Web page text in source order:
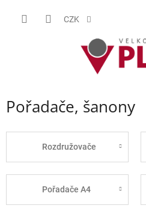
CZK
Pořadače, šanony
Rozdružovače
Pořadače A4